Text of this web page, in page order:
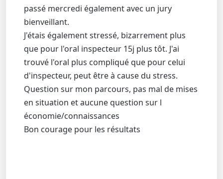
passé mercredi également avec un jury
bienveillant.
J'étais également stressé, bizarrement plus
que pour l'oral inspecteur 15j plus tôt. J'ai
trouvé l'oral plus compliqué que pour celui
d'inspecteur, peut être à cause du stress.
Question sur mon parcours, pas mal de mises
en situation et aucune question sur l
économie/connaissances
Bon courage pour les résultats